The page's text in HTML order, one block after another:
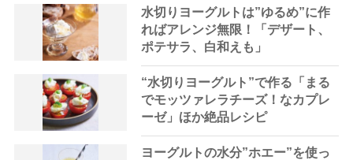
水切りヨーグルトは”ゆるめ”に作
ればアレンジ無限！「デザート、
ポテサラ、白和えも」
“水切りヨーグルト”で作る「まる
でモッツァレラチーズ！なカプレ
ーゼ」ほか絶品レシピ
ヨーグルトの水分”ホエー”を使っ